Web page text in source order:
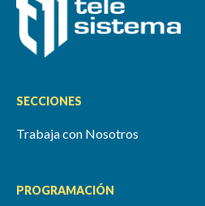
SECCIONES
Trabaja con Nosotros
PROGRAMACIÓN